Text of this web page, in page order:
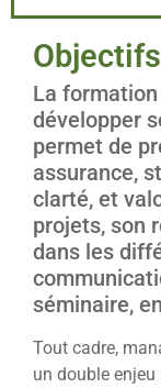
Objectifs
La
développer
permet de
assurance,
clarté, et
projets, son
dans les
séminaire,
Tout cadre,
un double